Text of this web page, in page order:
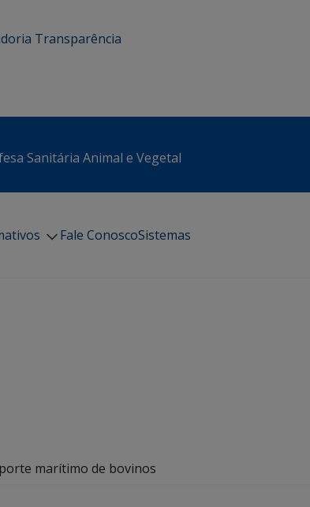
Transparência
Sanitária Animal e Vegetal
Fale ConoscoSistemas
marítimo de bovinos